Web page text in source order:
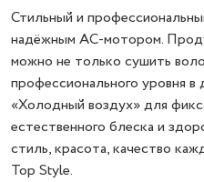
Стильный и
надёжным AC-мотором.
можно не только сушить
профессионального уровня
«Холодный воздух» для
естественного блеска и
стиль, красота, качество
Top Style.